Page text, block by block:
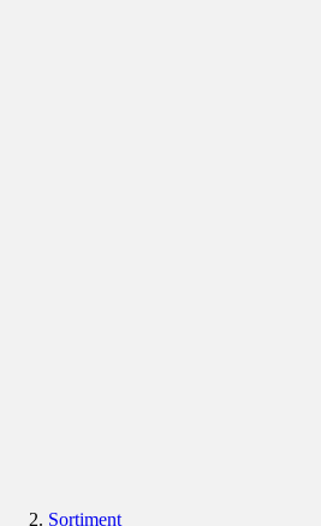
Sortiment